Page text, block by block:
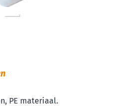
PE materiaal.